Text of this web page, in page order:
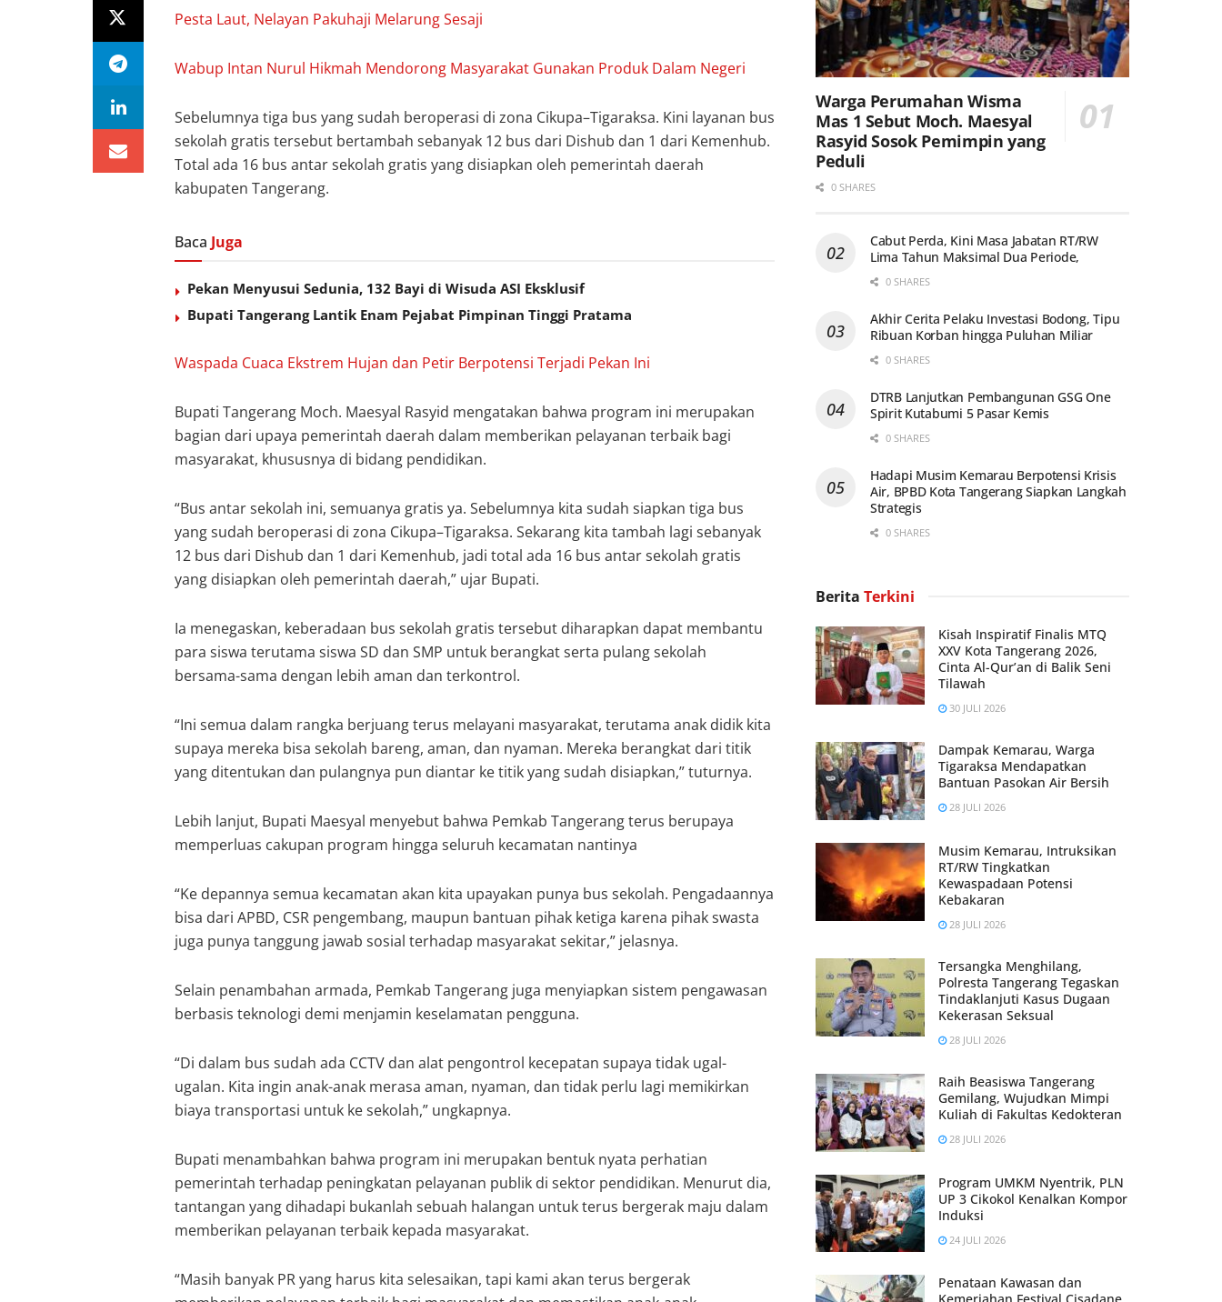
Pesta Laut, Nelayan Pakuhaji Melarung Sesaji
Wabup Intan Nurul Hikmah Mendorong Masyarakat Gunakan Produk Dalam Negeri
Sebelumnya tiga bus yang sudah beroperasi di zona Cikupa–Tigaraksa. Kini layanan bus
sekolah gratis tersebut bertambah sebanyak 12 bus dari Dishub dan 1 dari Kemenhub.
Total ada 16 bus antar sekolah gratis yang disiapkan oleh pemerintah daerah
kabupaten Tangerang.
Baca Juga
Pekan Menyusui Sedunia, 132 Bayi di Wisuda ASI Eksklusif
Bupati Tangerang Lantik Enam Pejabat Pimpinan Tinggi Pratama
Waspada Cuaca Ekstrem Hujan dan Petir Berpotensi Terjadi Pekan Ini
Bupati Tangerang Moch. Maesyal Rasyid mengatakan bahwa program ini merupakan
bagian dari upaya pemerintah daerah dalam memberikan pelayanan terbaik bagi
masyarakat, khususnya di bidang pendidikan.
“Bus antar sekolah ini, semuanya gratis ya. Sebelumnya kita sudah siapkan tiga bus
yang sudah beroperasi di zona Cikupa–Tigaraksa. Sekarang kita tambah lagi sebanyak
12 bus dari Dishub dan 1 dari Kemenhub, jadi total ada 16 bus antar sekolah gratis
yang disiapkan oleh pemerintah daerah,” ujar Bupati.
Ia menegaskan, keberadaan bus sekolah gratis tersebut diharapkan dapat membantu
para siswa terutama siswa SD dan SMP untuk berangkat serta pulang sekolah
bersama-sama dengan lebih aman dan terkontrol.
“Ini semua dalam rangka berjuang terus melayani masyarakat, terutama anak didik kita
supaya mereka bisa sekolah bareng, aman, dan nyaman. Mereka berangkat dari titik
yang ditentukan dan pulangnya pun diantar ke titik yang sudah disiapkan,” tuturnya.
Lebih lanjut, Bupati Maesyal menyebut bahwa Pemkab Tangerang terus berupaya
memperluas cakupan program hingga seluruh kecamatan nantinya
“Ke depannya semua kecamatan akan kita upayakan punya bus sekolah. Pengadaannya
bisa dari APBD, CSR pengembang, maupun bantuan pihak ketiga karena pihak swasta
juga punya tanggung jawab sosial terhadap masyarakat sekitar,” jelasnya.
Selain penambahan armada, Pemkab Tangerang juga menyiapkan sistem pengawasan
berbasis teknologi demi menjamin keselamatan pengguna.
“Di dalam bus sudah ada CCTV dan alat pengontrol kecepatan supaya tidak ugal-
ugalan. Kita ingin anak-anak merasa aman, nyaman, dan tidak perlu lagi memikirkan
biaya transportasi untuk ke sekolah,” ungkapnya.
Bupati menambahkan bahwa program ini merupakan bentuk nyata perhatian
pemerintah terhadap peningkatan pelayanan publik di sektor pendidikan. Menurut dia,
tantangan yang dihadapi bukanlah sebuah halangan untuk terus bergerak maju dalam
memberikan pelayanan terbaik kepada masyarakat.
“Masih banyak PR yang harus kita selesaikan, tapi kami akan terus bergerak
Warga Perumahan Wisma
Mas 1 Sebut Moch. Maesyal
Rasyid Sosok Pemimpin yang
Peduli
0 SHARES
Cabut Perda, Kini Masa Jabatan RT/RW
Lima Tahun Maksimal Dua Periode,
0 SHARES
Akhir Cerita Pelaku Investasi Bodong, Tipu
Ribuan Korban hingga Puluhan Miliar
0 SHARES
DTRB Lanjutkan Pembangunan GSG One
Spirit Kutabumi 5 Pasar Kemis
0 SHARES
Hadapi Musim Kemarau Berpotensi Krisis
Air, BPBD Kota Tangerang Siapkan Langkah
Strategis
0 SHARES
Berita Terkini
Kisah Inspiratif Finalis MTQ
XXV Kota Tangerang 2026,
Cinta Al-Qur’an di Balik Seni
Tilawah
30 JULI 2026
Dampak Kemarau, Warga
Tigaraksa Mendapatkan
Bantuan Pasokan Air Bersih
28 JULI 2026
Musim Kemarau, Intruksikan
RT/RW Tingkatkan
Kewaspadaan Potensi
Kebakaran
28 JULI 2026
Tersangka Menghilang,
Polresta Tangerang Tegaskan
Tindaklanjuti Kasus Dugaan
Kekerasan Seksual
28 JULI 2026
Raih Beasiswa Tangerang
Gemilang, Wujudkan Mimpi
Kuliah di Fakultas Kedokteran
28 JULI 2026
Program UMKM Nyentrik, PLN
UP 3 Cikokol Kenalkan Kompor
Induksi
24 JULI 2026
Penataan Kawasan dan